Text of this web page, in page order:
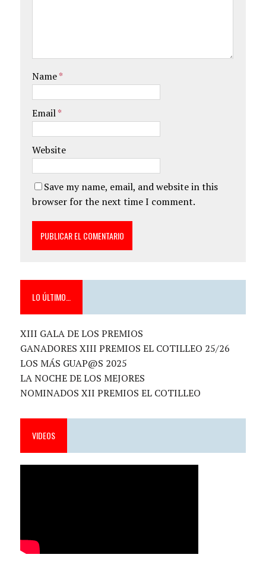
Name*
Email*
Website
Save my name, email, and website in this
browser for the next time I comment.
LO ÚLTIMO…
XIII GALA DE LOS PREMIOS
GANADORES XIII PREMIOS EL COTILLEO 25/26
LOS MÁS GUAP@S 2025
LA NOCHE DE LOS MEJORES
NOMINADOS XII PREMIOS EL COTILLEO
VIDEOS